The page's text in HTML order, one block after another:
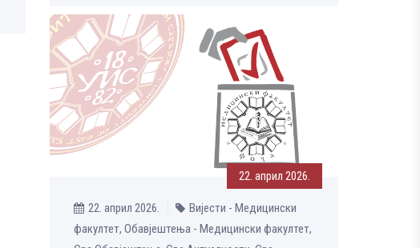
22. април 2026.
22. април 2026.
Вијести - Медицински
факултет, Обавјештења - Медицински факултет,